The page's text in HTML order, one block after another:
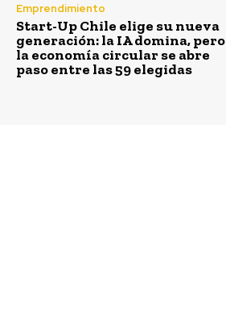
Emprendimiento
Start-Up Chile elige su nueva
generación: la IA domina, pero
la economía circular se abre
paso entre las 59 elegidas